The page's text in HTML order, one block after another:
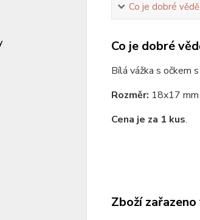
Co je dobré
Co je dobré
Bílá vážka s očkem
Rozměr: 18x17 mm
Cena je za 1 kus.
Zboží